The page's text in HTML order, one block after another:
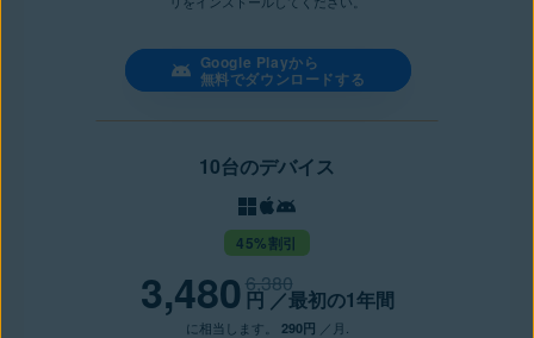
Google Playから
無料でダウンロードする
10台のデバイス
45%割引
3,4806,380
円／最初の1年間
に相当します。 290円 ／月.